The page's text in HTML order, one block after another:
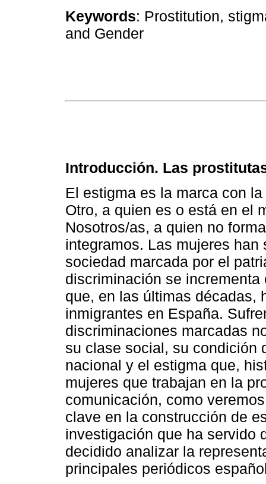
Keywords: Prostitution,
and Gender
Introducción. Las
El estigma es la marca con
Otro, a quien es o está en el
Nosotros/as, a quien no
integramos. Las mujeres
sociedad marcada por el
discriminación se
que, en las últimas décadas,
inmigrantes en España.
discriminaciones marcadas
su clase social, su condición
nacional y el estigma que,
mujeres que trabajan en la
comunicación, como
clave en la construcción de
investigación que ha servido
decidido analizar la
principales periódicos